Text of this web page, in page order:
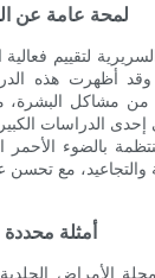
لمحة عامة عن
لتقييم فعالية
أظهرت هذه
من مشاكل البشرة،
الدراسات
بالضوء
أمثلة محددة
الجلدية